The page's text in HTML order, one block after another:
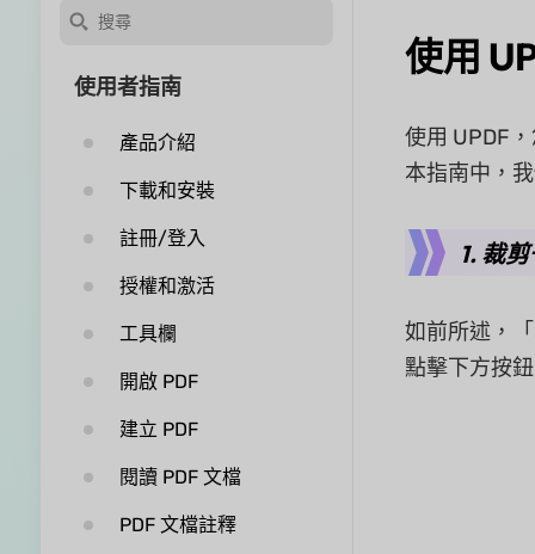
使用者指南
產品介紹
下載和安裝
註冊/登入
授權和激活
工具欄
開啟 PDF
建立 PDF
閱讀 PDF 文檔
PDF 文檔註釋
使用
使用 UPDF
本指南中，
1. 裁
如前所述，
點擊下方按